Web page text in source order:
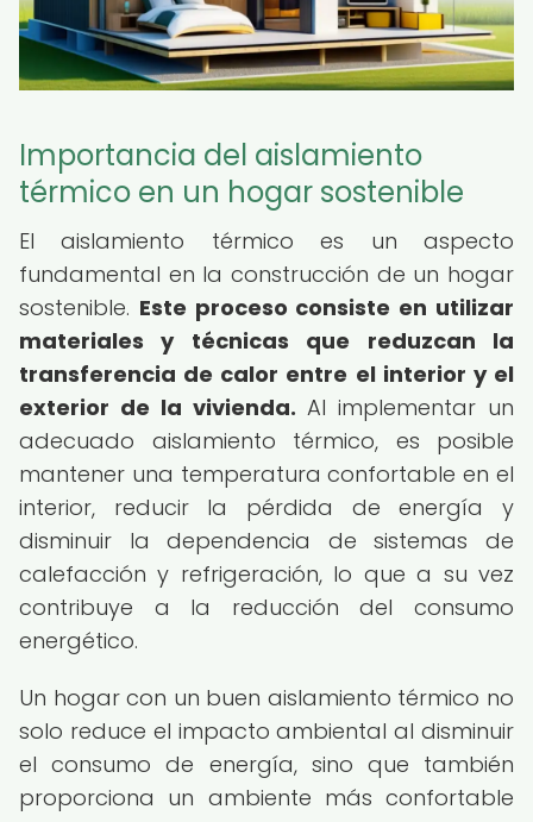
Importancia del aislamiento
térmico en un hogar sostenible
El aislamiento térmico es un aspecto
fundamental en la construcción de un hogar
sostenible. Este proceso consiste en utilizar
materiales y técnicas que reduzcan la
transferencia de calor entre el interior y el
exterior de la vivienda. Al implementar un
adecuado aislamiento térmico, es posible
mantener una temperatura confortable en el
interior, reducir la pérdida de energía y
disminuir la dependencia de sistemas de
calefacción y refrigeración, lo que a su vez
contribuye a la reducción del consumo
energético.
Un hogar con un buen aislamiento térmico no
solo reduce el impacto ambiental al disminuir
el consumo de energía, sino que también
proporciona un ambiente más confortable